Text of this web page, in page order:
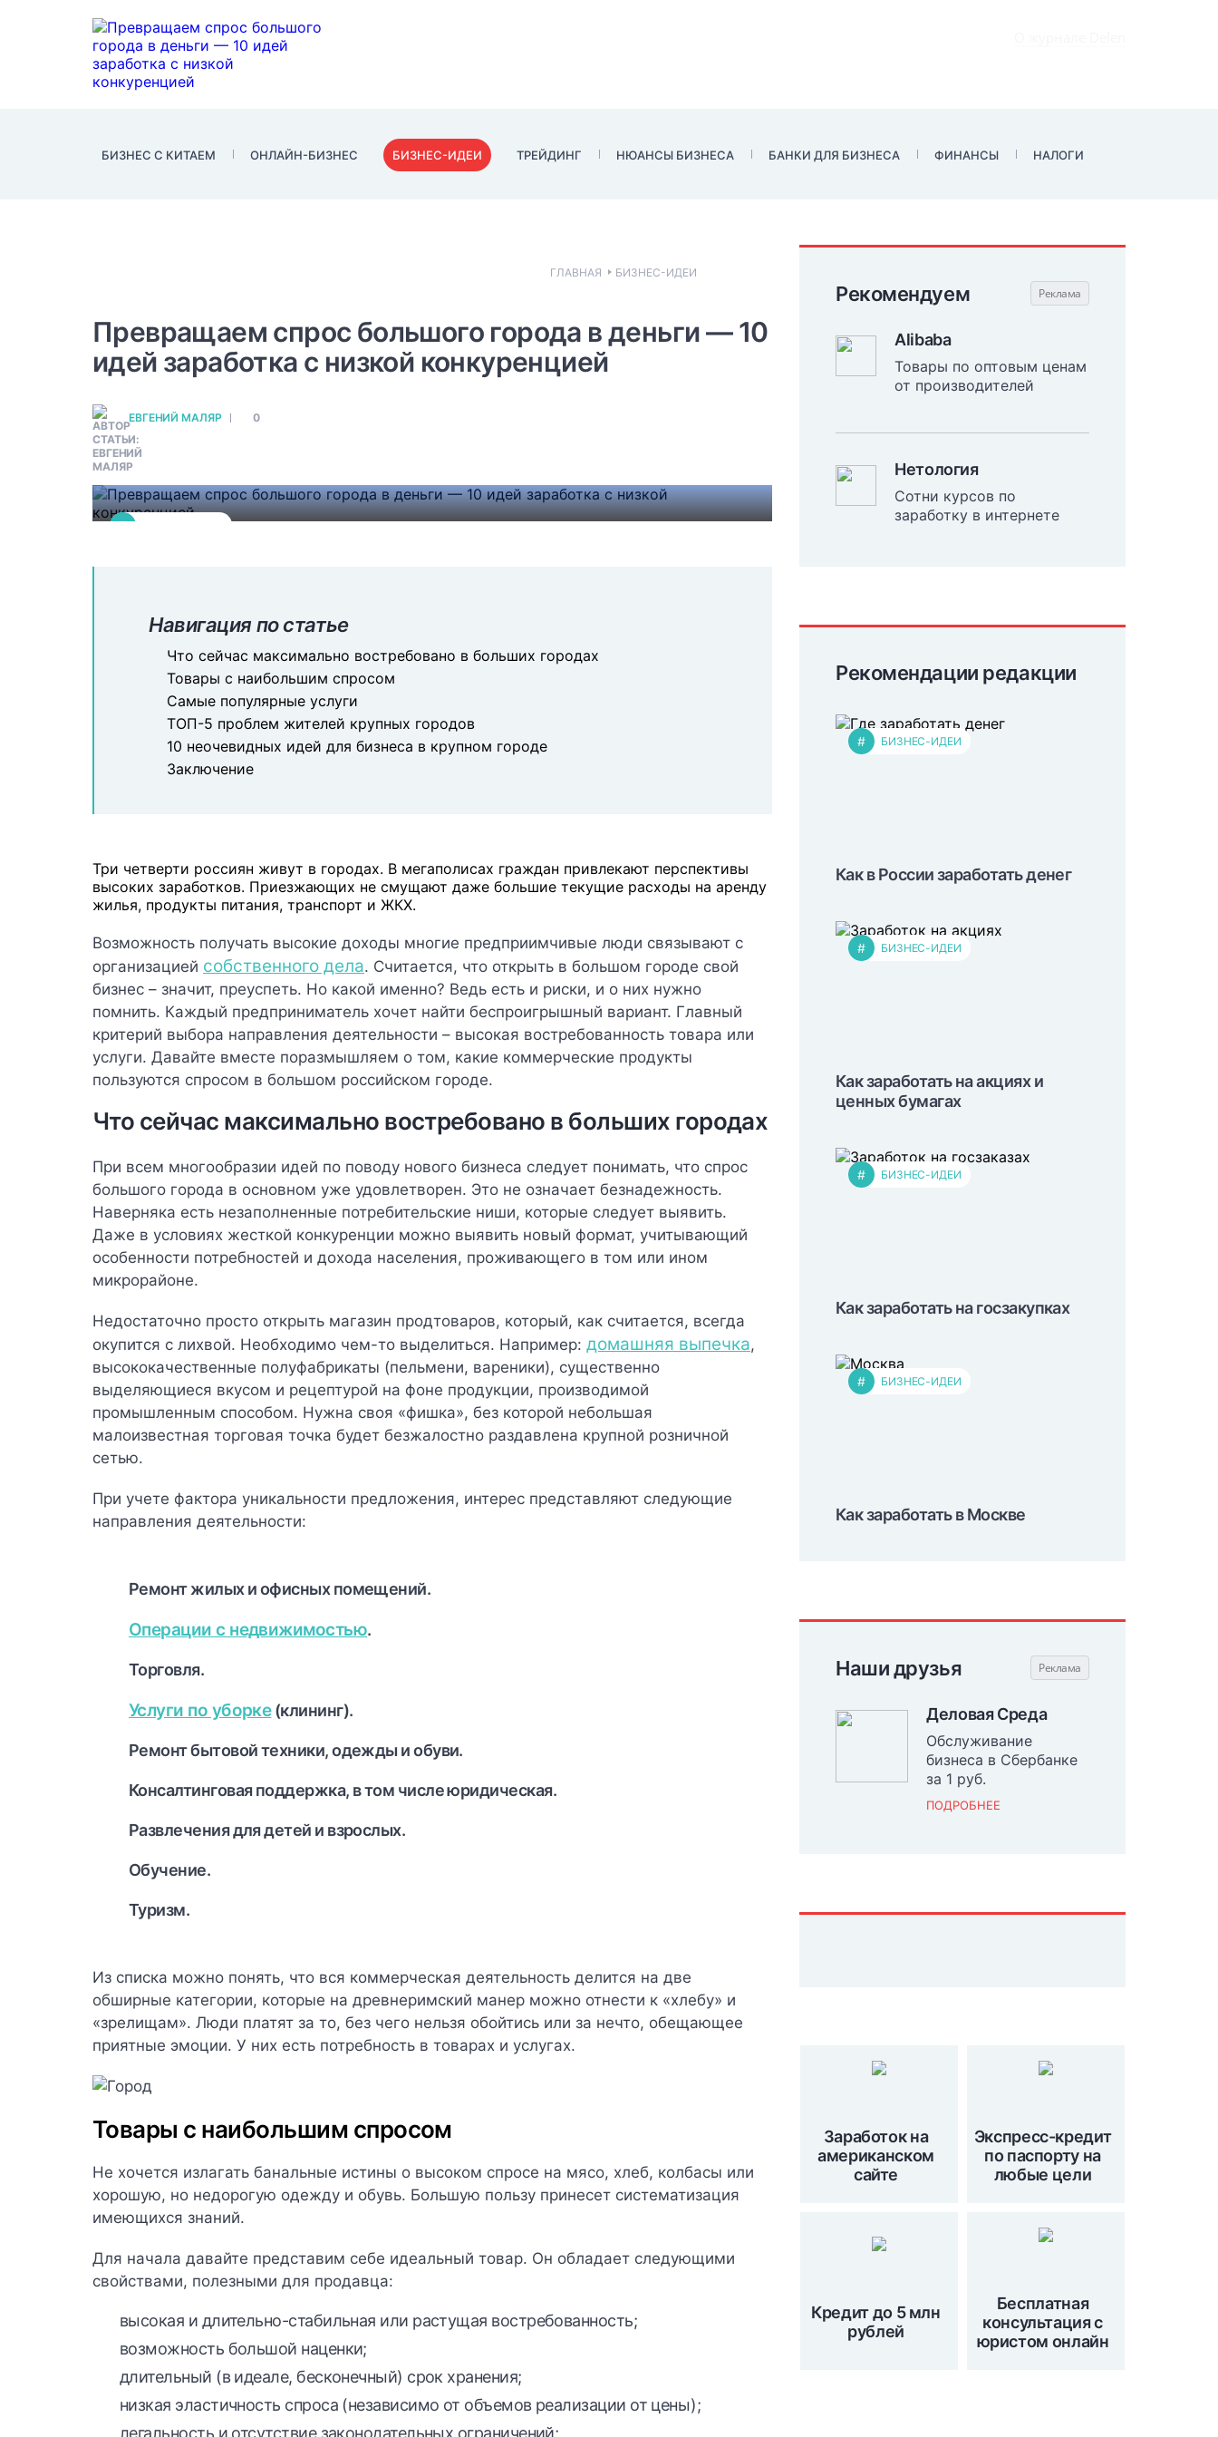
БИЗНЕС С КИТАЕМ ОНЛАЙН-БИЗНЕС БИЗНЕС-ИДЕИ ТРЕЙДИНГ НЮАНСЫ БИЗНЕСА БАНКИ ДЛЯ БИЗНЕСА ФИНАНСЫ НАЛОГИ
ГЛАВНАЯ БИЗНЕС-ИДЕИ
Превращаем спрос большого города в деньги — 10
идей заработка с низкой конкуренцией
ЕВГЕНИЙ МАЛЯР 0
#
Ключом успеха для бизнеса является решение проблемы клиента или
покупателя. Главным дефицитом сегодня является время. Сейчас
востребовано множество услуг, способствующих его восполнению.
Навигация по статье
Что сейчас максимально востребовано в больших городах
Товары с наибольшим спросом
Самые популярные услуги
ТОП-5 проблем жителей крупных городов
10 неочевидных идей для бизнеса в крупном городе
Заключение
Три четверти россиян живут в городах. В мегаполисах граждан привлекают перспективы
высоких заработков. Приезжающих не смущают даже большие текущие расходы на аренду
жилья, продукты питания, транспорт и ЖКХ.
Возможность получать высокие доходы многие предприимчивые люди связывают с
организацией собственного дела. Считается, что открыть в большом городе свой
бизнес – значит, преуспеть. Но какой именно? Ведь есть и риски, и о них нужно
помнить. Каждый предприниматель хочет найти беспроигрышный вариант. Главный
критерий выбора направления деятельности – высокая востребованность товара или
услуги. Давайте вместе поразмышляем о том, какие коммерческие продукты
пользуются спросом в большом российском городе.
Что сейчас максимально востребовано в больших городах
При всем многообразии идей по поводу нового бизнеса следует понимать, что спрос
большого города в основном уже удовлетворен. Это не означает безнадежность.
Наверняка есть незаполненные потребительские ниши, которые следует выявить.
Даже в условиях жесткой конкуренции можно выявить новый формат, учитывающий
особенности потребностей и дохода населения, проживающего в том или ином
микрорайоне.
Недостаточно просто открыть магазин продтоваров, который, как считается, всегда
окупится с лихвой. Необходимо чем-то выделиться. Например: домашняя выпечка,
высококачественные полуфабрикаты (пельмени, вареники), существенно
выделяющиеся вкусом и рецептурой на фоне продукции, производимой
промышленным способом. Нужна своя «фишка», без которой небольшая
малоизвестная торговая точка будет безжалостно раздавлена крупной розничной
сетью.
При учете фактора уникальности предложения, интерес представляют следующие
направления деятельности:
Ремонт жилых и офисных помещений.
Операции с недвижимостью.
Торговля.
Услуги по уборке(клининг).
Ремонт бытовой техники, одежды и обуви.
Консалтинговая поддержка, в том числе юридическая.
Развлечения для детей и взрослых.
Обучение.
Туризм.
Из списка можно понять, что вся коммерческая деятельность делится на две
обширные категории, которые на древнеримский манер можно отнести к «хлебу» и
«зрелищам». Люди платят за то, без чего нельзя обойтись или за нечто, обещающее
приятные эмоции. У них есть потребность в товарах и услугах.
Товары с наибольшим спросом
Не хочется излагать банальные истины о высоком спросе на мясо, хлеб, колбасы или
хорошую, но недорогую одежду и обувь. Большую пользу принесет систематизация
имеющихся знаний.
Для начала давайте представим себе идеальный товар. Он обладает следующими
свойствами, полезными для продавца:
высокая и длительно-стабильная или растущая востребованность;
возможность большой наценки;
длительный (в идеале, бесконечный) срок хранения;
низкая эластичность спроса (независимо от объемов реализации от цены);
легальность и отсутствие законодательных ограничений;
Рекомендуем
Alibaba
Товары по оптовым ценам
от производителей
Нетология
Сотни курсов по
заработку в интернете
Рекомендации редакции
# БИЗНЕС-ИДЕИ
Как в России заработать денег
# БИЗНЕС-ИДЕИ
Как заработать на акциях и
ценных бумагах
# БИЗНЕС-ИДЕИ
Как заработать на госзакупках
# БИЗНЕС-ИДЕИ
Как заработать в Москве
Наши друзья
Деловая Среда
Обслуживание
бизнеса в Сбербанке
за 1 руб.
ПОДРОБНЕЕ
Заработок на
американском
сайте
Экспресс-кредит
по паспорту на
любые цели
Кредит до 5 млн
рублей
Бесплатная
консультация с
юристом онлайн